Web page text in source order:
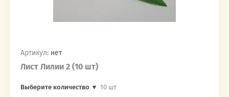
Артикул: нет
Лист Лилии 2 (10 шт)
Выберите количество ▼ 10 шт